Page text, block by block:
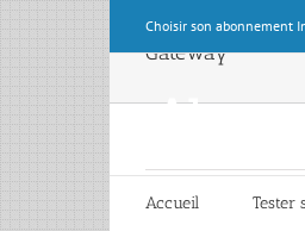
Skip
to
content
Choisir son abonnement
Accueil Tester
Gateway